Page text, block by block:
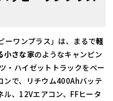
ーワンプラス」は、まるで軽
小さな家のようなキャンピン
・ハイゼットトラックをベー
ンで、リチウム400Ahバッテ
ル、12Vエアコン、FFヒータ